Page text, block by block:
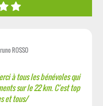
ROSSO
à tous les bénévoles qui
sur le 22 km. C'est top
et tous/